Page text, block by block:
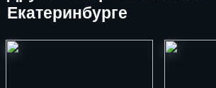
Екатеринбурге